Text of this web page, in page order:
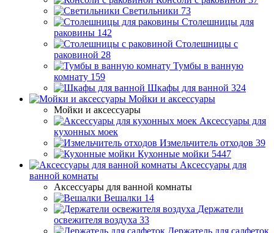
Светильники 73
Столешницы для
раковины 142
Столешницы с
раковиной 28
Тумбы в ванную
комнату 159
Шкафы для ванной 324
Мойки и аксессуары
Мойки и аксессуары
Аксессуары для
кухонных моек
Измельчитель отходов 39
Кухонные мойки 5447
Аксессуары для
ванной комнаты
Аксессуары для ванной комнаты
Вешалки 14
Держатели
освежителя воздуха 33
Держатель для салфеток